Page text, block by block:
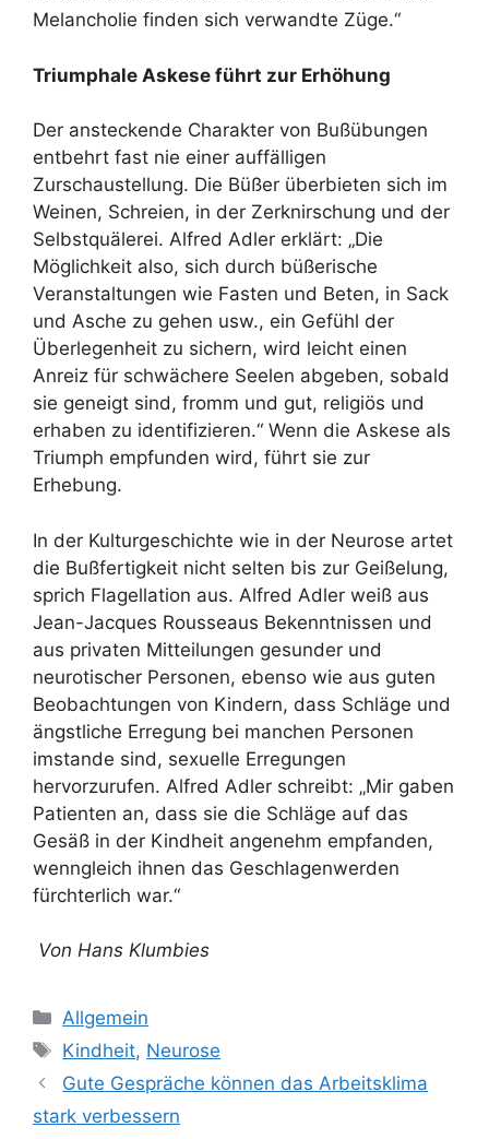
Melancholie finden sich verwandte Züge.“
Triumphale Askese führt zur Erhöhung
Der ansteckende Charakter von Bußübungen
entbehrt fast nie einer auffälligen
Zurschaustellung. Die Büßer überbieten sich im
Weinen, Schreien, in der Zerknirschung und der
Selbstquälerei. Alfred Adler erklärt: „Die
Möglichkeit also, sich durch büßerische
Veranstaltungen wie Fasten und Beten, in Sack
und Asche zu gehen usw., ein Gefühl der
Überlegenheit zu sichern, wird leicht einen
Anreiz für schwächere Seelen abgeben, sobald
sie geneigt sind, fromm und gut, religiös und
erhaben zu identifizieren.“ Wenn die Askese als
Triumph empfunden wird, führt sie zur
Erhebung.
In der Kulturgeschichte wie in der Neurose artet
die Bußfertigkeit nicht selten bis zur Geißelung,
sprich Flagellation aus. Alfred Adler weiß aus
Jean-Jacques Rousseaus Bekenntnissen und
aus privaten Mitteilungen gesunder und
neurotischer Personen, ebenso wie aus guten
Beobachtungen von Kindern, dass Schläge und
ängstliche Erregung bei manchen Personen
imstande sind, sexuelle Erregungen
hervorzurufen. Alfred Adler schreibt: „Mir gaben
Patienten an, dass sie die Schläge auf das
Gesäß in der Kindheit angenehm empfanden,
wenngleich ihnen das Geschlagenwerden
fürchterlich war.“
Von Hans Klumbies
Kategorien
Allgemein
Schlagwörter
Kindheit, Neurose
Gute Gespräche können das Arbeitsklima
stark verbessern